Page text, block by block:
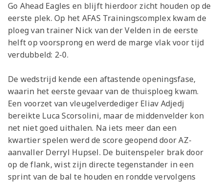
Go Ahead Eagles en blijft hierdoor zicht houden op de
eerste plek. Op het AFAS Trainingscomplex kwam de
ploeg van trainer Nick van der Velden in de eerste
helft op voorsprong en werd de marge vlak voor tijd
verdubbeld: 2-0.
De wedstrijd kende een aftastende openingsfase,
waarin het eerste gevaar van de thuisploeg kwam.
Een voorzet van vleugelverdediger Eliav Adjedj
bereikte Luca Scorsolini, maar de middenvelder kon
net niet goed uithalen. Na iets meer dan een
kwartier spelen werd de score geopend door AZ-
aanvaller Derryl Hupsel. De buitenspeler brak door
op de flank, wist zijn directe tegenstander in een
sprint van de bal te houden en rondde vervolgens